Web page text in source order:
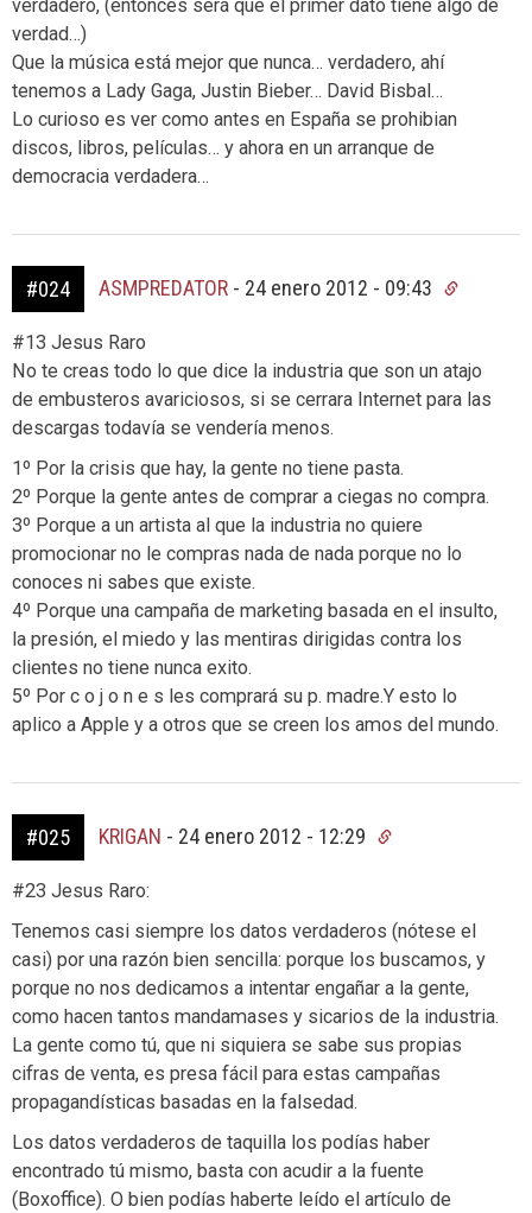
verdadero, (entonces será que el primer dato tiene algo de
verdad…)
Que la música está mejor que nunca… verdadero, ahí
tenemos a Lady Gaga, Justin Bieber… David Bisbal…
Lo curioso es ver como antes en España se prohibian
discos, libros, películas… y ahora en un arranque de
democracia verdadera…
#024 ASMPREDATOR - 24 enero 2012 - 09:43
#13 Jesus Raro
No te creas todo lo que dice la industria que son un atajo
de embusteros avariciosos, si se cerrara Internet para las
descargas todavía se vendería menos.
1º Por la crisis que hay, la gente no tiene pasta.
2º Porque la gente antes de comprar a ciegas no compra.
3º Porque a un artista al que la industria no quiere
promocionar no le compras nada de nada porque no lo
conoces ni sabes que existe.
4º Porque una campaña de marketing basada en el insulto,
la presión, el miedo y las mentiras dirigidas contra los
clientes no tiene nunca exito.
5º Por c o j o n e s les comprará su p. madre.Y esto lo
aplico a Apple y a otros que se creen los amos del mundo.
#025 KRIGAN - 24 enero 2012 - 12:29
#23 Jesus Raro:
Tenemos casi siempre los datos verdaderos (nótese el
casi) por una razón bien sencilla: porque los buscamos, y
porque no nos dedicamos a intentar engañar a la gente,
como hacen tantos mandamases y sicarios de la industria.
La gente como tú, que ni siquiera se sabe sus propias
cifras de venta, es presa fácil para estas campañas
propagandísticas basadas en la falsedad.
Los datos verdaderos de taquilla los podías haber
encontrado tú mismo, basta con acudir a la fuente
(Boxoffice). O bien podías haberte leído el artículo de